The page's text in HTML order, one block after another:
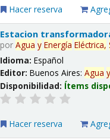
Hacer reserva
Estacion
porAgua y Energía Eléctrica,
Idioma:Español
Editor:Buenos Aires:Agua y
Disponibilidad: Ítems
Hacer reserva